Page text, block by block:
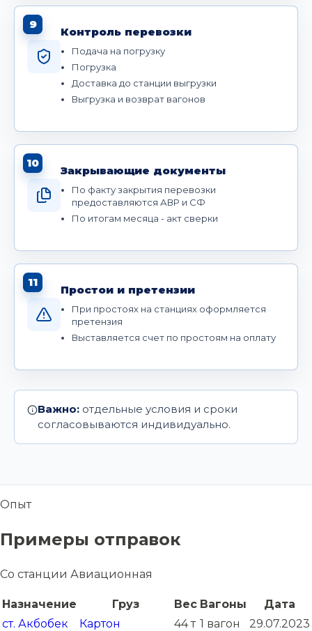
9
Контроль перевозки
Подача на погрузку
Погрузка
Доставка до станции выгрузки
Выгрузка и возврат вагонов
10
Закрывающие документы
По факту закрытия перевозки
предоставляются АВР и СФ
По итогам месяца - акт сверки
11
Простои и претензии
При простоях на станциях оформляется
претензия
Выставляется счет по простоям на оплату
Важно: отдельные условия и сроки
согласовываются индивидуально.
Опыт
Примеры отправок
Со станции Авиационная
Назначение Груз Вес Вагоны
Дата
ст. Акбобек
Картон 44 т 1 вагон 29.07.2023